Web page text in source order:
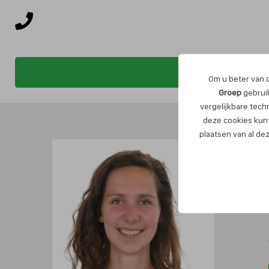
Om u beter van
Groep
vergelijkbare
deze cookies
plaatsen van al